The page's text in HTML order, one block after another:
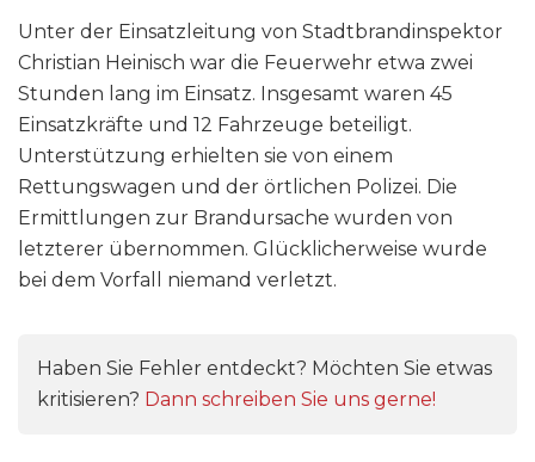
Unter der Einsatzleitung von Stadtbrandinspektor
Christian Heinisch war die Feuerwehr etwa zwei
Stunden lang im Einsatz. Insgesamt waren 45
Einsatzkräfte und 12 Fahrzeuge beteiligt.
Unterstützung erhielten sie von einem
Rettungswagen und der örtlichen Polizei. Die
Ermittlungen zur Brandursache wurden von
letzterer übernommen. Glücklicherweise wurde
bei dem Vorfall niemand verletzt.
Haben Sie Fehler entdeckt? Möchten Sie etwas
kritisieren? Dann schreiben Sie uns gerne!